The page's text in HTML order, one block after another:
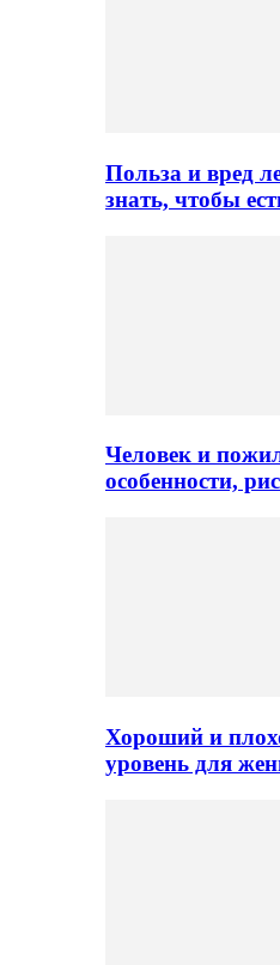
Польза и вред
знать, чтобы
Человек и
особенности,
Хороший и
уровень для